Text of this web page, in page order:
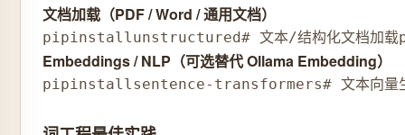
文档加载（PDF / Word / 通用文档）
pipinstallunstructured# 文本/结构化文档加载
Embeddings / NLP（可选替代 Ollama Embedding）
pipinstallsentence-transformers# 文本向量